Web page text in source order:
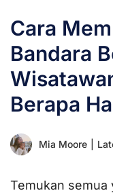
Cara
Bandara
Berapa
Mia Moore
Temukan semua